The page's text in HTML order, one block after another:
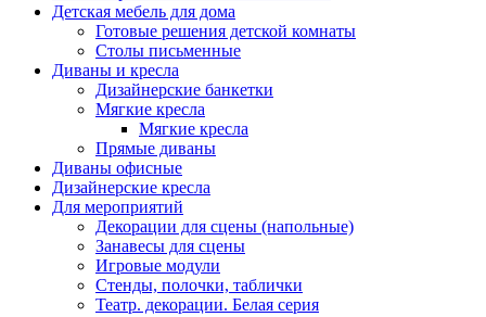
Детская мебель для дома
Готовые решения детской комнаты
Столы письменные
Диваны и кресла
Дизайнерские банкетки
Мягкие кресла
Мягкие кресла
Прямые диваны
Диваны офисные
Дизайнерские кресла
Для мероприятий
Декорации для сцены (напольные)
Занавесы для сцены
Игровые модули
Стенды, полочки, таблички
Театр. декорации. Белая серия